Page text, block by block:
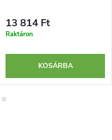
13 814 Ft
Raktáron
KOSÁRBA